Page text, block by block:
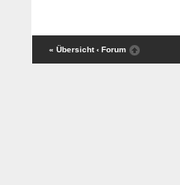
« Übersicht ‹ Forum